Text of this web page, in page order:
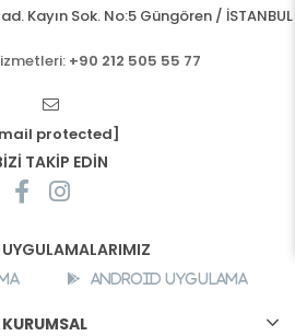
Kayın Sok. No:5 Güngören / İSTANBUL
+90 212 505 55 77
protected]
TAKİP EDİN
Android Uygulama
KURUMSAL